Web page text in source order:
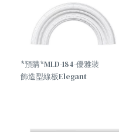
*預購*MLD-184-優雅裝
飾造型線板Elegant